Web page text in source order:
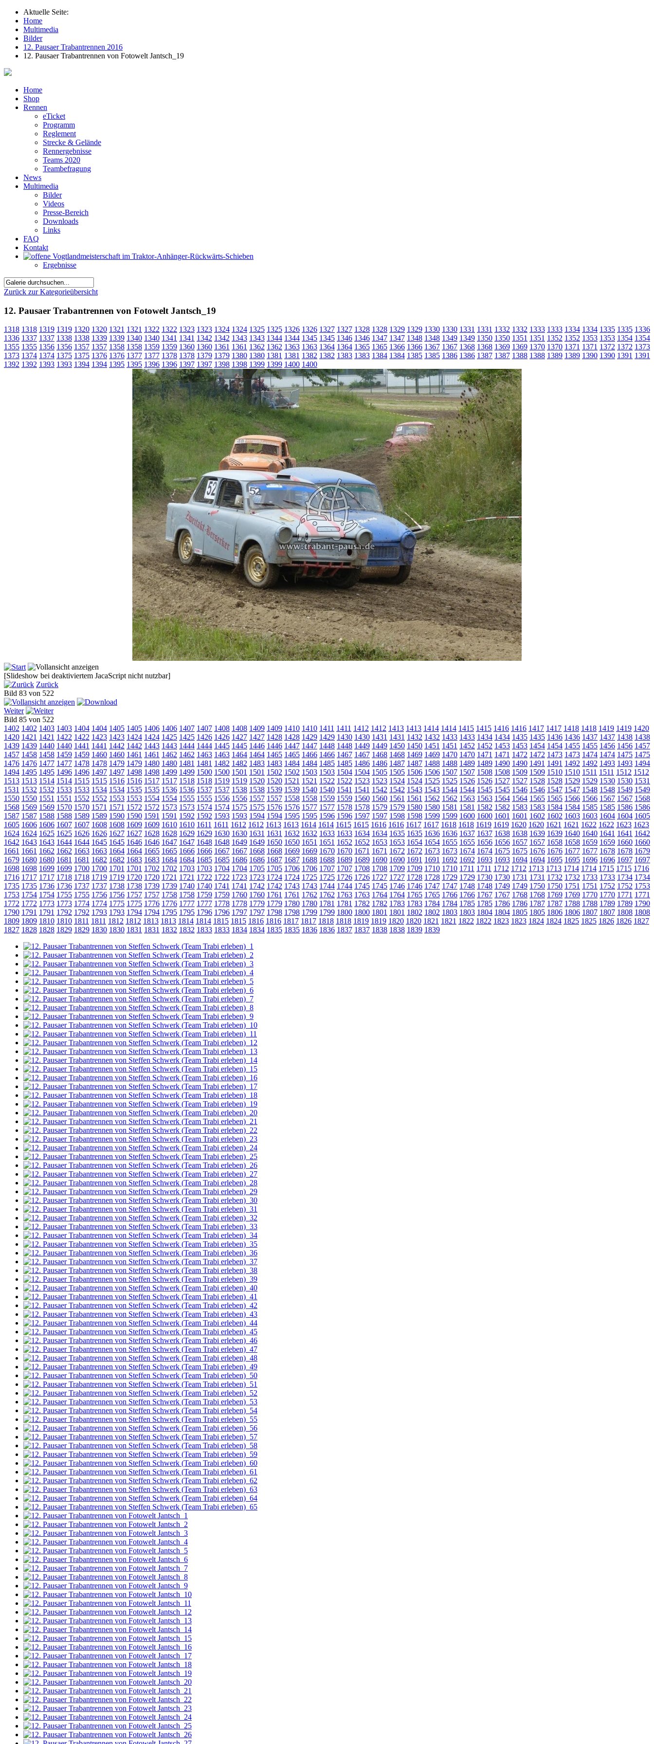
Aktuelle Seite:
Home
Multimedia
Bilder
12. Pausaer Trabantrennen 2016
12. Pausaer Trabantrennen von Fotowelt Jantsch_19
Home
Shop
Rennen
eTicket
Programm
Reglement
Strecke & Gelände
Rennergebnisse
Teams 2020
Teambefragung
News
Multimedia
Bilder
Videos
Presse-Bereich
Downloads
Links
FAQ
Kontakt
Ergebnisse
Zurück zur Kategorieübersicht
12. Pausaer Trabantrennen von Fotowelt Jantsch_19
1318 1318 1319 1319 1320 1320 1321 1321 1322 1322 1323 1323 1324 1324 1325 1325 1326 1326 1327 1327 1328 1328 1329 1329 1330 1330 1331 1331 1332 1332 1333 1333 1334 1334 1335 1335 1336
1336 1337 1337 1338 1338 1339 1339 1340 1340 1341 1341 1342 1342 1343 1343 1344 1344 1345 1345 1346 1346 1347 1347 1348 1348 1349 1349 1350 1350 1351 1351 1352 1352 1353 1353 1354 1354
1355 1355 1356 1356 1357 1357 1358 1358 1359 1359 1360 1360 1361 1361 1362 1362 1363 1363 1364 1364 1365 1365 1366 1366 1367 1367 1368 1368 1369 1369 1370 1370 1371 1371 1372 1372 1373
1373 1374 1374 1375 1375 1376 1376 1377 1377 1378 1378 1379 1379 1380 1380 1381 1381 1382 1382 1383 1383 1384 1384 1385 1385 1386 1386 1387 1387 1388 1388 1389 1389 1390 1390 1391 1391
1392 1392 1393 1393 1394 1394 1395 1395 1396 1396 1397 1397 1398 1398 1399 1399 1400 1400
[Slideshow bei deaktiviertem JacaScript nicht nutzbar]
Zurück
Bild 83 von 522
Weiter
Bild 85 von 522
1402 1402 1403 1403 1404 1404 1405 1405 1406 1406 1407 1407 1408 1408 1409 1409 1410 1410 1411 1411 1412 1412 1413 1413 1414 1414 1415 1415 1416 1416 1417 1417 1418 1418 1419 1419 1420
1420 1421 1421 1422 1422 1423 1423 1424 1424 1425 1425 1426 1426 1427 1427 1428 1428 1429 1429 1430 1430 1431 1431 1432 1432 1433 1433 1434 1434 1435 1435 1436 1436 1437 1437 1438 1438
1439 1439 1440 1440 1441 1441 1442 1442 1443 1443 1444 1444 1445 1445 1446 1446 1447 1447 1448 1448 1449 1449 1450 1450 1451 1451 1452 1452 1453 1453 1454 1454 1455 1455 1456 1456 1457
1457 1458 1458 1459 1459 1460 1460 1461 1461 1462 1462 1463 1463 1464 1464 1465 1465 1466 1466 1467 1467 1468 1468 1469 1469 1470 1470 1471 1471 1472 1472 1473 1473 1474 1474 1475 1475
1476 1476 1477 1477 1478 1478 1479 1479 1480 1480 1481 1481 1482 1482 1483 1483 1484 1484 1485 1485 1486 1486 1487 1487 1488 1488 1489 1489 1490 1490 1491 1491 1492 1492 1493 1493 1494
1494 1495 1495 1496 1496 1497 1497 1498 1498 1499 1499 1500 1500 1501 1501 1502 1502 1503 1503 1504 1504 1505 1505 1506 1506 1507 1507 1508 1508 1509 1509 1510 1510 1511 1511 1512 1512
1513 1513 1514 1514 1515 1515 1516 1516 1517 1517 1518 1518 1519 1519 1520 1520 1521 1521 1522 1522 1523 1523 1524 1524 1525 1525 1526 1526 1527 1527 1528 1528 1529 1529 1530 1530 1531
1531 1532 1532 1533 1533 1534 1534 1535 1535 1536 1536 1537 1537 1538 1538 1539 1539 1540 1540 1541 1541 1542 1542 1543 1543 1544 1544 1545 1545 1546 1546 1547 1547 1548 1548 1549 1549
1550 1550 1551 1551 1552 1552 1553 1553 1554 1554 1555 1555 1556 1556 1557 1557 1558 1558 1559 1559 1560 1560 1561 1561 1562 1562 1563 1563 1564 1564 1565 1565 1566 1566 1567 1567 1568
1568 1569 1569 1570 1570 1571 1571 1572 1572 1573 1573 1574 1574 1575 1575 1576 1576 1577 1577 1578 1578 1579 1579 1580 1580 1581 1581 1582 1582 1583 1583 1584 1584 1585 1585 1586 1586
1587 1587 1588 1588 1589 1589 1590 1590 1591 1591 1592 1592 1593 1593 1594 1594 1595 1595 1596 1596 1597 1597 1598 1598 1599 1599 1600 1600 1601 1601 1602 1602 1603 1603 1604 1604 1605
1605 1606 1606 1607 1607 1608 1608 1609 1609 1610 1610 1611 1611 1612 1612 1613 1613 1614 1614 1615 1615 1616 1616 1617 1617 1618 1618 1619 1619 1620 1620 1621 1621 1622 1622 1623 1623
1624 1624 1625 1625 1626 1626 1627 1627 1628 1628 1629 1629 1630 1630 1631 1631 1632 1632 1633 1633 1634 1634 1635 1635 1636 1636 1637 1637 1638 1638 1639 1639 1640 1640 1641 1641 1642
1642 1643 1643 1644 1644 1645 1645 1646 1646 1647 1647 1648 1648 1649 1649 1650 1650 1651 1651 1652 1652 1653 1653 1654 1654 1655 1655 1656 1656 1657 1657 1658 1658 1659 1659 1660 1660
1661 1661 1662 1662 1663 1663 1664 1664 1665 1665 1666 1666 1667 1667 1668 1668 1669 1669 1670 1670 1671 1671 1672 1672 1673 1673 1674 1674 1675 1675 1676 1676 1677 1677 1678 1678 1679
1679 1680 1680 1681 1681 1682 1682 1683 1683 1684 1684 1685 1685 1686 1686 1687 1687 1688 1688 1689 1689 1690 1690 1691 1691 1692 1692 1693 1693 1694 1694 1695 1695 1696 1696 1697 1697
1698 1698 1699 1699 1700 1700 1701 1701 1702 1702 1703 1703 1704 1704 1705 1705 1706 1706 1707 1707 1708 1708 1709 1709 1710 1710 1711 1711 1712 1712 1713 1713 1714 1714 1715 1715 1716
1716 1717 1717 1718 1718 1719 1719 1720 1720 1721 1721 1722 1722 1723 1723 1724 1724 1725 1725 1726 1726 1727 1727 1728 1728 1729 1729 1730 1730 1731 1731 1732 1732 1733 1733 1734 1734
1735 1735 1736 1736 1737 1737 1738 1738 1739 1739 1740 1740 1741 1741 1742 1742 1743 1743 1744 1744 1745 1745 1746 1746 1747 1747 1748 1748 1749 1749 1750 1750 1751 1751 1752 1752 1753
1753 1754 1754 1755 1755 1756 1756 1757 1757 1758 1758 1759 1759 1760 1760 1761 1761 1762 1762 1763 1763 1764 1764 1765 1765 1766 1766 1767 1767 1768 1768 1769 1769 1770 1770 1771 1771
1772 1772 1773 1773 1774 1774 1775 1775 1776 1776 1777 1777 1778 1778 1779 1779 1780 1780 1781 1781 1782 1782 1783 1783 1784 1784 1785 1785 1786 1786 1787 1787 1788 1788 1789 1789 1790
1790 1791 1791 1792 1792 1793 1793 1794 1794 1795 1795 1796 1796 1797 1797 1798 1798 1799 1799 1800 1800 1801 1801 1802 1802 1803 1803 1804 1804 1805 1805 1806 1806 1807 1807 1808 1808
1809 1809 1810 1810 1811 1811 1812 1812 1813 1813 1814 1814 1815 1815 1816 1816 1817 1817 1818 1818 1819 1819 1820 1820 1821 1821 1822 1822 1823 1823 1824 1824 1825 1825 1826 1826 1827
1827 1828 1828 1829 1829 1830 1830 1831 1831 1832 1832 1833 1833 1834 1834 1835 1835 1836 1836 1837 1837 1838 1838 1839 1839